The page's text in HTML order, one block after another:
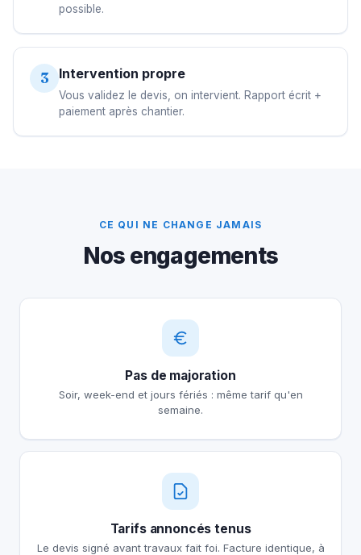
possible.
3 Intervention propre
Vous validez le devis, on intervient. Rapport écrit +
paiement après chantier.
CE QUI NE CHANGE JAMAIS
Nos engagements
Pas de majoration
Soir, week-end et jours fériés : même tarif qu'en
semaine.
Tarifs annoncés tenus
Le devis signé avant travaux fait foi. Facture identique, à